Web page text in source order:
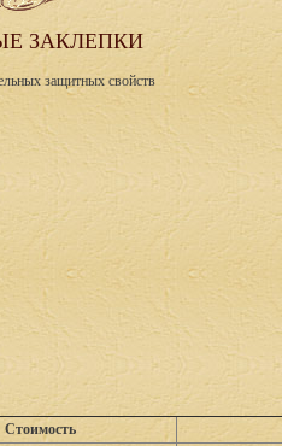
ЗАКЛЕПКИ
защитных свойств
Стоимость